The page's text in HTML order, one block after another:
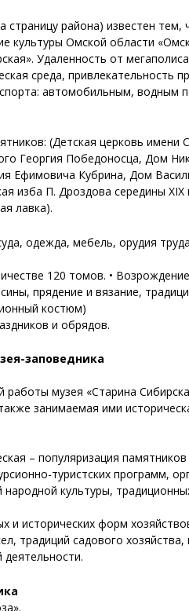
страницу района) известен
культуры Омской области
Удаленность от
среда, привлекательность
автомобильным, водным
(Детская церковь имени
Георгия Победоносца, Дом
Ефимовича Кубрина, Дом
изба П. Дроздова середины XIX
лавка).
одежда, мебель, орудия
120 томов. •
прядение и вязание,
костюм)
и обрядов.
заповедника
работы музея «Старина
занимаемая ими
– популяризация
туристских программ,
культуры,
и исторических форм
традиций садового